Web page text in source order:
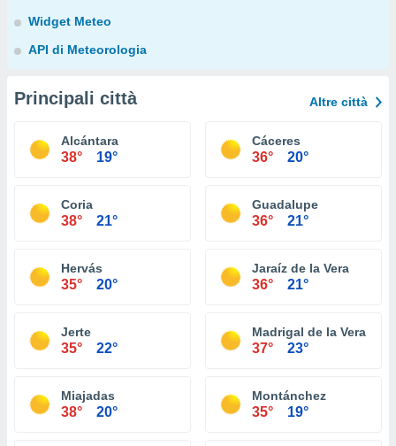
Widget Meteo
API di Meteorologia
Principali città Altre città
Alcántara
38° 19°
Cáceres
36° 20°
Coria
38° 21°
Guadalupe
36° 21°
Hervás
35° 20°
Jaraíz de la Vera
36° 21°
Jerte
35° 22°
Madrigal de la Vera
37° 23°
Miajadas
38° 20°
Montánchez
35° 19°